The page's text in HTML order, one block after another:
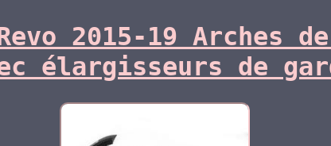
2015-19 Arches
élargisseurs de